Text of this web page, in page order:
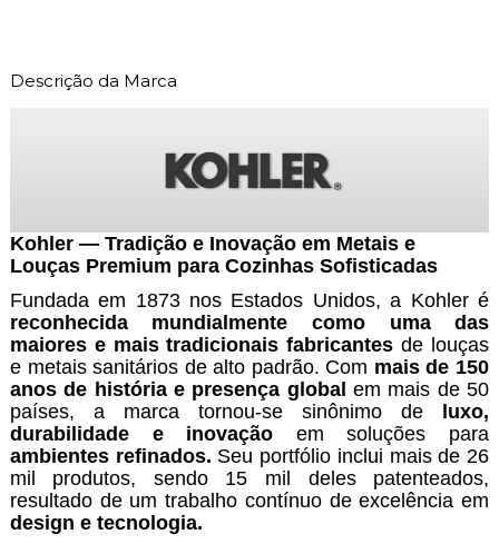
Descrição da Marca
Kohler — Tradição e Inovação em Metais e
Louças Premium para Cozinhas Sofisticadas
Fundada em 1873 nos Estados Unidos, a Kohler é
reconhecida mundialmente como uma das
maiores e mais tradicionais fabricantes de louças
e metais sanitários de alto padrão. Com mais de 150
anos de história e presença globalem mais de 50
países, a marca tornou-se sinônimo de luxo,
durabilidade e inovação em soluções para
ambientes refinados. Seu portfólio inclui mais de 26
mil produtos, sendo 15 mil deles patenteados,
resultado de um trabalho contínuo de excelência em
design e tecnologia.